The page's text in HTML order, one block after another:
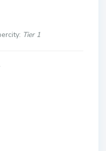
Tier 1